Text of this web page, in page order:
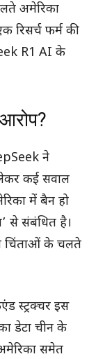
अमेरिका
रिसर्च फर्म की
R1 AI के
ने
लेकर कई सवाल
में बैन हो
से संबंधित है।
चिंताओं के चलते
स्ट्रक्चर इस
डेटा चीन के
समेत